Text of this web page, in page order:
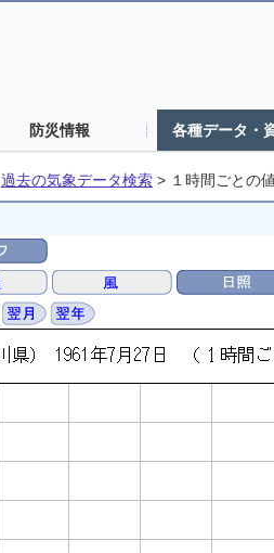
防災情報 各種データ・
過去の気象データ検索 > １時間ごとの